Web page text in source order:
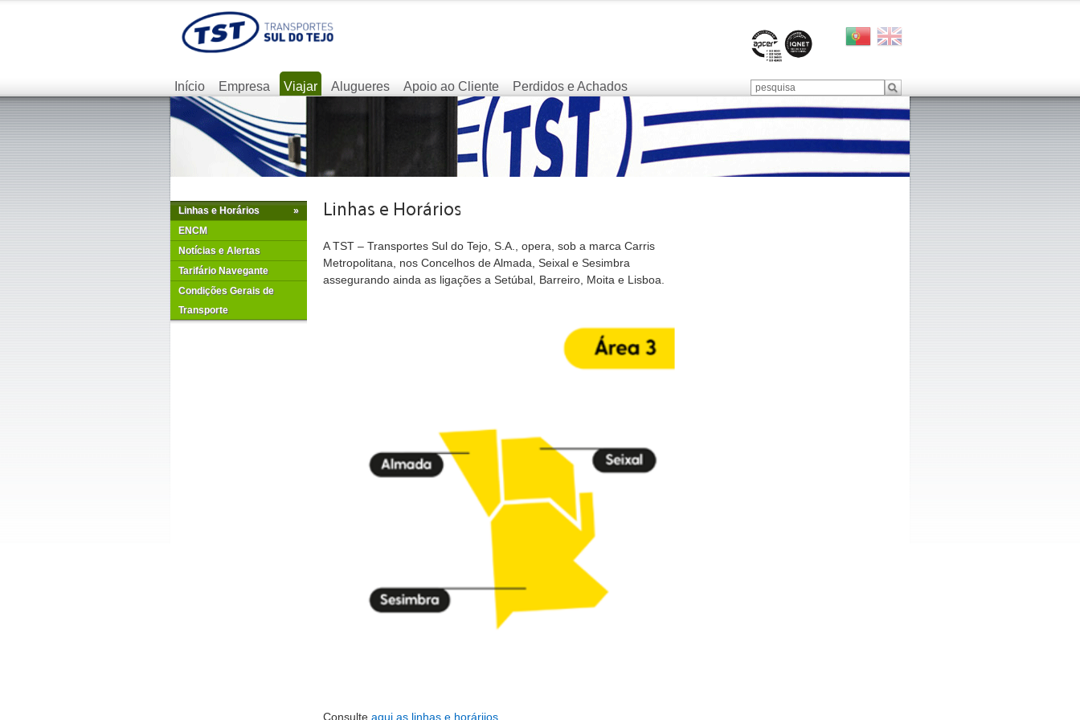
Início Empresa Viajar Alugueres Apoio ao Cliente Perdidos e Achados
»
Linhas e Horários
ENCM
Notícias e Alertas
Tarifário Navegante
Condições Gerais de
Transporte
A TST – Transportes Sul do Tejo, S.A., opera, sob a marca Carris
Metropolitana, nos Concelhos de Almada, Seixal e Sesimbra
assegurando ainda as ligações a Setúbal, Barreiro, Moita e Lisboa.
Consulte aqui as linhas e horáriios